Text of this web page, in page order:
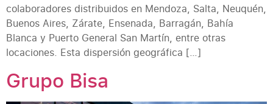
colaboradores distribuidos en Mendoza, Salta, Neuquén,
Buenos Aires, Zárate, Ensenada, Barragán, Bahía
Blanca y Puerto General San Martín, entre otras
locaciones. Esta dispersión geográfica […]
Grupo Bisa